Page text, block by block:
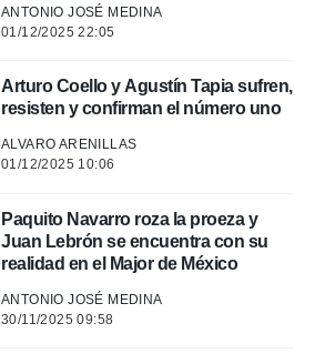
ANTONIO JOSÉ MEDINA
01/12/2025 22:05
Arturo Coello y Agustín Tapia sufren,
resisten y confirman el número uno
ALVARO ARENILLAS
01/12/2025 10:06
Paquito Navarro roza la proeza y
Juan Lebrón se encuentra con su
realidad en el Major de México
ANTONIO JOSÉ MEDINA
30/11/2025 09:58